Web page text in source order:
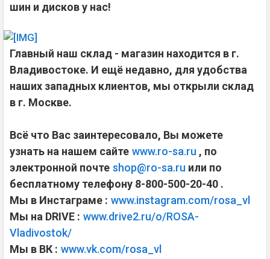
шин и дисков у нас!
Главный наш склад - магазин находится в г.
Владивостоке. И ещё недавно, для удобства
наших западных клиентов, мы открыли склад
в г. Москве.
Всё что Вас заинтересовало, Вы можете
узнать на нашем сайте www.ro-sa.ru , по
электронной почте shop@ro-sa.ru или по
бесплатному телефону 8-800-500-20-40 .
Мы в Инстаграме : www.instagram.com/rosa_vl
Мы на DRIVE : www.drive2.ru/o/ROSA-
Vladivostok/
Мы в ВК : www.vk.com/rosa_vl